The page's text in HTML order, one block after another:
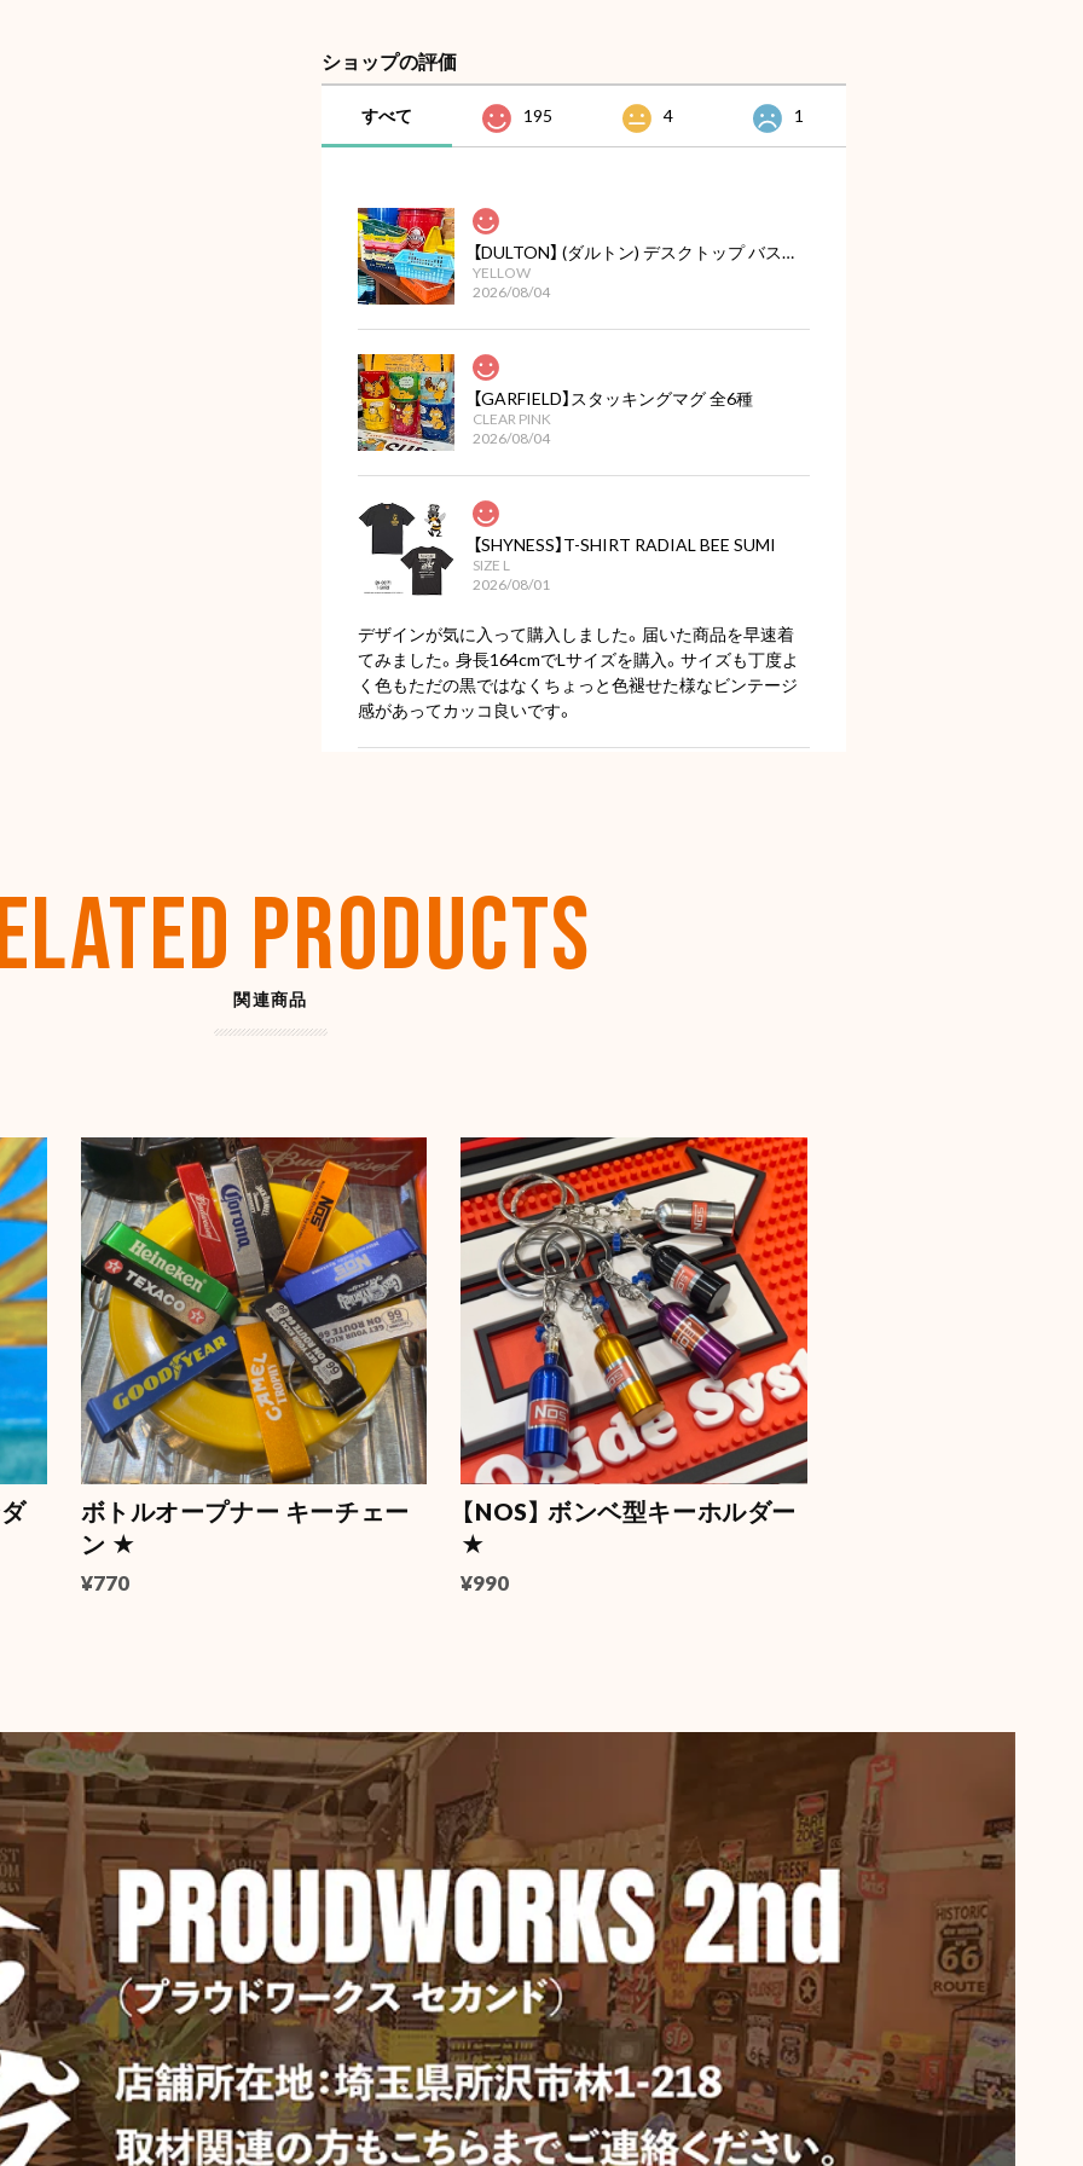
ショップの評価
すべて 195 4 1
【DULTON】 (ダルトン) デスクトップ バスケット
YELLOW
2026/08/04
【GARFIELD】スタッキングマグ 全6種
CLEAR PINK
2026/08/04
【SHYNESS】T-SHIRT RADIAL BEE SUMI
SIZE L
2026/08/01
デザインが気に入って購入しました。届いた商品を早速着
てみました。身長164cmでLサイズを購入。サイズも丁度よ
く色もただの黒ではなくちょっと色褪せた様なビンテージ
感があってカッコ良いです。
【SHYNESS】ラウンド型小物入れ ★
【OLD SPICE】オールドスパイス フレグランスバー(スティック型) 50ml
キャプテン
2026/07/22
【OLD SPICE】オールドスパイス ×ファブリーズ カークリップ
ティンバー
2026/07/11
NASA LUMA ZIP【蓄光】
2026/06/08
【DULTON】 (ダルトン) デスクトップ トレイ
YELLOW
2026/06/04
【Mercury】マーキュリー カラーミニバケツ
ホワイト
2026/06/04
【Mercury】マーキュリー スタッキングマグ ★
イエロー
2026/06/04
いつも迅速な発送、丁寧な梱包。 ありがとうございます。
PRODUCTS
関連商品
ボトルオープナー キーチェー
ン ★
¥770
【NOS】 ボンベ型キーホルダー
★
¥990